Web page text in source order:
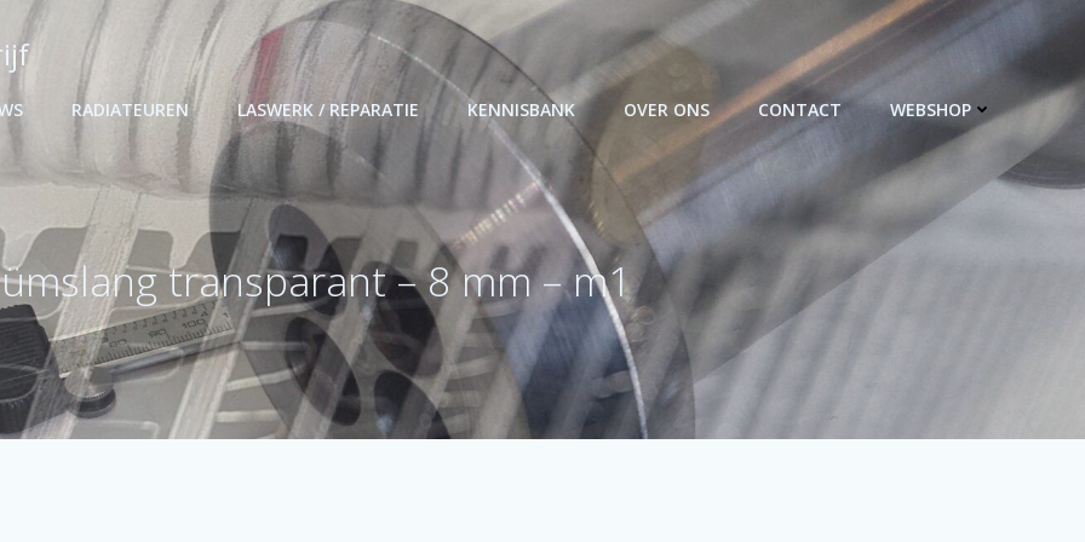
RADIATEUREN LASWERK / REPARATIE KENNISBANK OVER ONS CONTACT WEBSHOP
transparant – 8 mm – m1